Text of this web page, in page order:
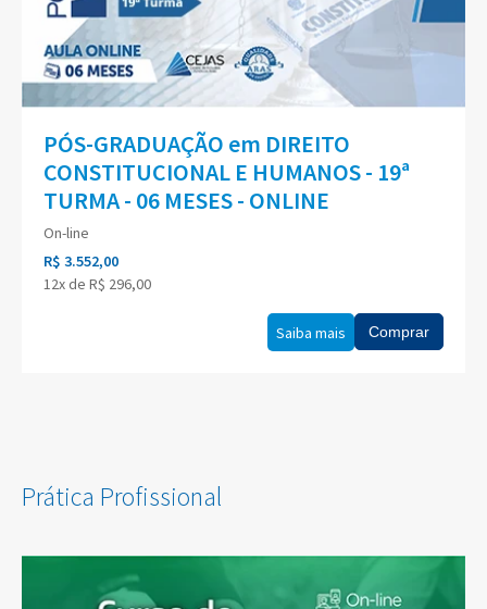
PÓS-GRADUAÇÃO em DIREITO
CONSTITUCIONAL E HUMANOS - 19ª
TURMA - 06 MESES - ONLINE
On-line
R$ 3.552,00
12x de R$ 296,00
Saiba mais Comprar
Prática Profissional